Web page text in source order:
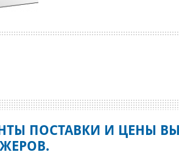
ПОСТАВКИ И ЦЕНЫ